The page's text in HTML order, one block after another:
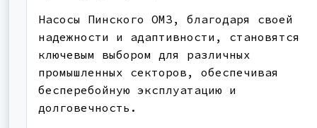
Насосы Пинского ОМЗ, благодаря своей
надежности и адаптивности, становятся
ключевым выбором для различных
промышленных секторов, обеспечивая
бесперебойную эксплуатацию и
долговечность.